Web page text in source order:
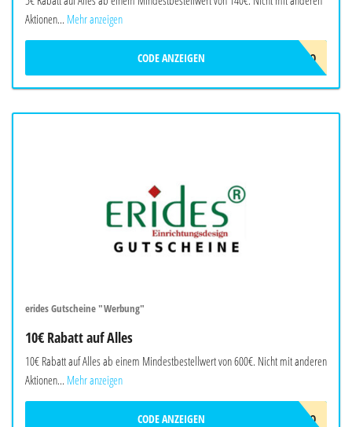
Aktionen... Mehr anzeigen
ERIDES-5EURO
CODE ANZEIGEN
erides Gutscheine "Werbung"
10€ Rabatt auf Alles
10€ Rabatt auf Alles ab einem Mindestbestellwert von 600€. Nicht mit anderen
Aktionen... Mehr anzeigen
ERIDES-10EURO
CODE ANZEIGEN